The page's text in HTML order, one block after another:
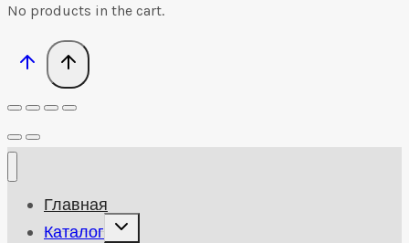
No products in the cart.
Главная
Каталог
Развернуть
дочернее